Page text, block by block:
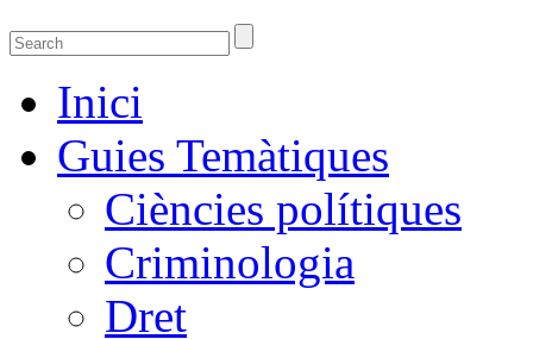
Guies temàtiques de la Biblioteca de
Guies temàtiques de Ciencies Socials, Jurídiques i econòmiques
Inici
Guies Temàtiques
Ciències polítiques
Criminologia
Dret